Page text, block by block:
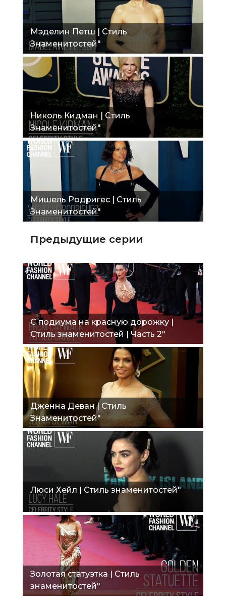
Мэделин Петш | Стиль
Знаменитостей"
Николь Кидман | Стиль
Знаменитостей"
Мишель Родригес | Стиль
Знаменитостей"
Предыдущие серии
С подиума на красную дорожку |
Стиль знаменитостей | Часть 2"
Дженна Деван | Стиль
Знаменитостей"
Люси Хейл | Стиль знаменитостей"
Золотая статуэтка | Стиль
знаменитостей"